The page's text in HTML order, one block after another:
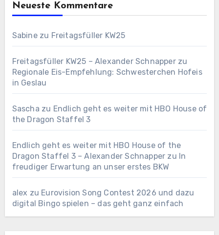
Neueste Kommentare
Sabinezu Freitagsfüller KW25
Freitagsfüller KW25 – Alexander Schnapperzu
Regionale Eis-Empfehlung: Schwesterchen Hofeis
in Geslau
Sascha zu Endlich geht es weiter mit HBO House of
the Dragon Staffel 3
Endlich geht es weiter mit HBO House of the
Dragon Staffel 3 – Alexander Schnapper zu In
freudiger Erwartung an unser erstes BKW
alex zu Eurovision Song Contest 2026 und dazu
digital Bingo spielen – das geht ganz einfach